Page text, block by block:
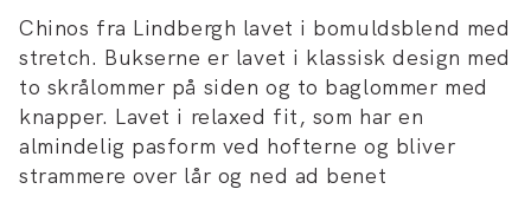
Chinos fra Lindbergh lavet i bomuldsblend med
stretch. Bukserne er lavet i klassisk design med
to skrålommer på siden og to baglommer med
knapper. Lavet i relaxed fit, som har en
almindelig pasform ved hofterne og bliver
strammere over lår og ned ad benet